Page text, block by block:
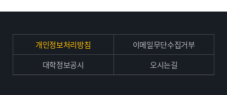
개인정보처리방침
이메일무단수집거부
대학정보공시
오시는길